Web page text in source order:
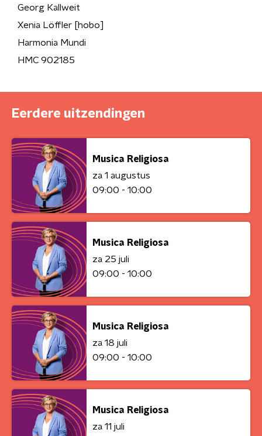
Georg Kallweit
Xenia Löffler [hobo]
Harmonia Mundi
HMC 902185
Eerdere uitzendingen
Musica Religiosa
za 1 augustus
09:00 - 10:00
Musica Religiosa
za 25 juli
09:00 - 10:00
Musica Religiosa
za 18 juli
09:00 - 10:00
Musica Religiosa
za 11 juli